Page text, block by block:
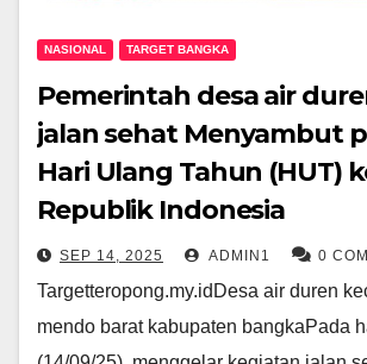
NASIONAL TARGET BANGKA
Pemerintah desa air
jalan sehat Menyambut
Hari Ulang Tahun (HUT)
Republik Indonesia
SEP 14, 2025 ADMIN1 0
Targetteropong.my.idDesa air duren
mendo barat kabupaten bangkaPada